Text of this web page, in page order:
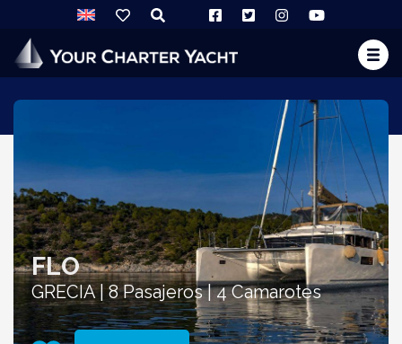
FLO
GRECIA | 8 Pasajeros | 4 Camarotes